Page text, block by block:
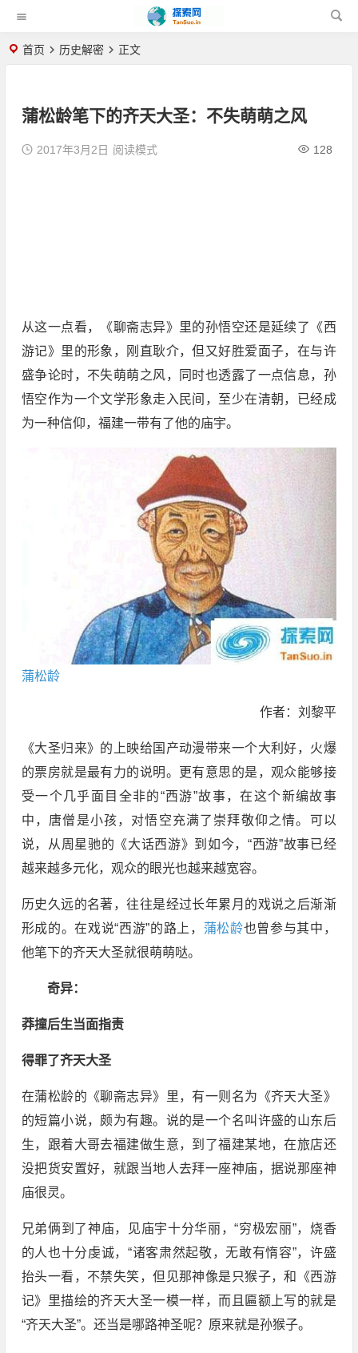
首页 历史解密 正文
蒲松龄笔下的齐天大圣：不失萌萌之风
2017年3月2日 128
阅读模式
从这一点看，《聊斋志异》里的孙悟空还是延续了《西
游记》里的形象，刚直耿介，但又好胜爱面子，在与许
盛争论时，不失萌萌之风，同时也透露了一点信息，孙
悟空作为一个文学形象走入民间，至少在清朝，已经成
为一种信仰，福建一带有了他的庙宇。
蒲松龄
作者：刘黎平
《大圣归来》的上映给国产动漫带来一个大利好，火爆
的票房就是最有力的说明。更有意思的是，观众能够接
受一个几乎面目全非的“西游”故事，在这个新编故事
中，唐僧是小孩，对悟空充满了崇拜敬仰之情。可以
说，从周星驰的《大话西游》到如今，“西游”故事已经
越来越多元化，观众的眼光也越来越宽容。
历史久远的名著，往往是经过长年累月的戏说之后渐渐
形成的。在戏说“西游”的路上， 蒲松龄也曾参与其中，
他笔下的齐天大圣就很萌萌哒。
奇异：
莽撞后生当面指责
得罪了齐天大圣
在蒲松龄的《聊斋志异》里，有一则名为《齐天大圣》
的短篇小说，颇为有趣。说的是一个名叫许盛的山东后
生，跟着大哥去福建做生意，到了福建某地，在旅店还
没把货安置好，就跟当地人去拜一座神庙，据说那座神
庙很灵。
兄弟俩到了神庙，见庙宇十分华丽，“穷极宏丽”，烧香
的人也十分虔诚，“诸客肃然起敬，无敢有惰容”，许盛
抬头一看，不禁失笑，但见那神像是只猴子，和《西游
记》里描绘的齐天大圣一模一样，而且匾额上写的就是
“齐天大圣”。还当是哪路神圣呢？原来就是孙猴子。